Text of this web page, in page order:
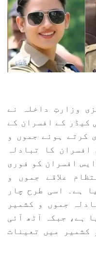
مرکزی وزارتِ داخلہ نے
کیڈر کے افسران کے
کرتے ہوئے جموں و
کا تبادلہ
افسران کو فوری
علاقے جموں و
ہے۔ اسی طرح چار
جموں و کشمیر
ہے، جبکہ آٹھ آئی
کشمیر میں تعینات